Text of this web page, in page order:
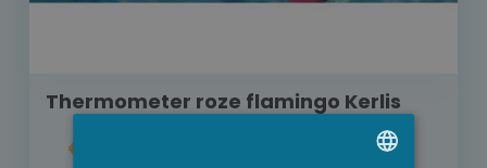
Thermometer roze flamingo Kerlis
€ 20,00